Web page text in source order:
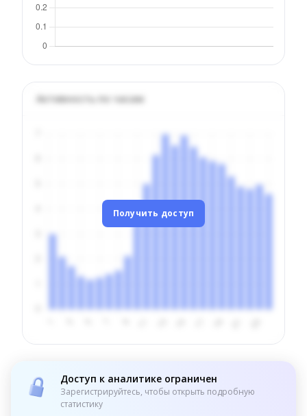
Активность по часам
Получить доступ
Доступ к аналитике ограничен
Зарегистрируйтесь, чтобы открыть подробную
статистику